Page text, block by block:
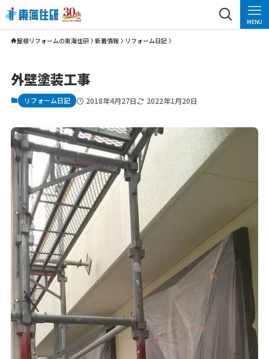
MENU
屋根リフォームの東海住研 新着情報 リフォーム日記
外壁塗装工事
リフォーム日記 2018年4月27日 2022年1月20日